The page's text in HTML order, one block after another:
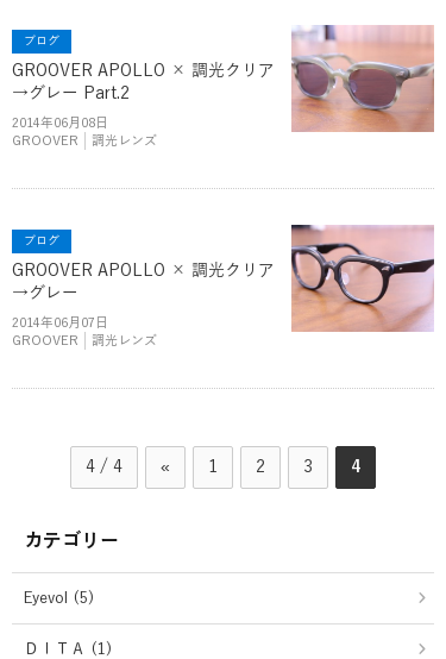
ブログ
GROOVER APOLLO × 調光クリア
→グレー Part.2
2014年06月08日
GROOVER
調光レンズ
ブログ
GROOVER APOLLO × 調光クリア
→グレー
2014年06月07日
GROOVER
調光レンズ
4 / 4 « 1 2 3 4
カテゴリー
Eyevol (5)
ＤＩＴＡ (1)